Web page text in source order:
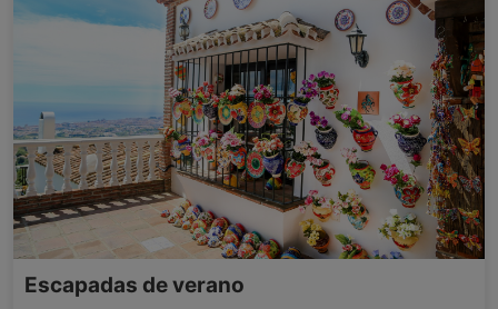
Escapadas de verano